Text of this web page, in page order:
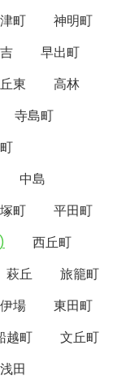
町
神明町
早出町
東
高林
寺島町
中島
町
平田町
西丘町
萩丘
旅籠町
場
東田町
越町
文丘町
田